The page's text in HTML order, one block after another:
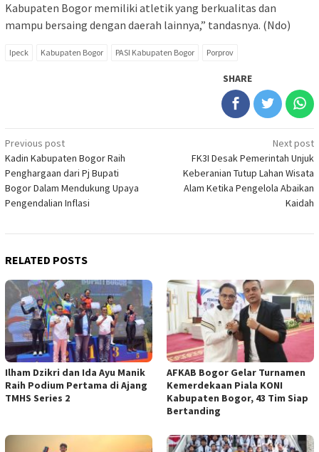
Kabupaten Bogor memiliki atletik yang berkualitas dan
mampu bersaing dengan daerah lainnya,” tandasnya. (Ndo)
Ipeck Kabupaten Bogor PASI Kabupaten Bogor Porprov
SHARE
Post
navigation
Previous post
Kadin Kabupaten Bogor Raih
Penghargaan dari Pj Bupati
Bogor Dalam Mendukung Upaya
Pengendalian Inflasi
Next post
FK3I Desak Pemerintah Unjuk
Keberanian Tutup Lahan Wisata
Alam Ketika Pengelola Abaikan
Kaidah
RELATED POSTS
Ilham Dzikri dan Ida Ayu Manik
Raih Podium Pertama di Ajang
TMHS Series 2
AFKAB Bogor Gelar Turnamen
Kemerdekaan Piala KONI
Kabupaten Bogor, 43 Tim Siap
Bertanding